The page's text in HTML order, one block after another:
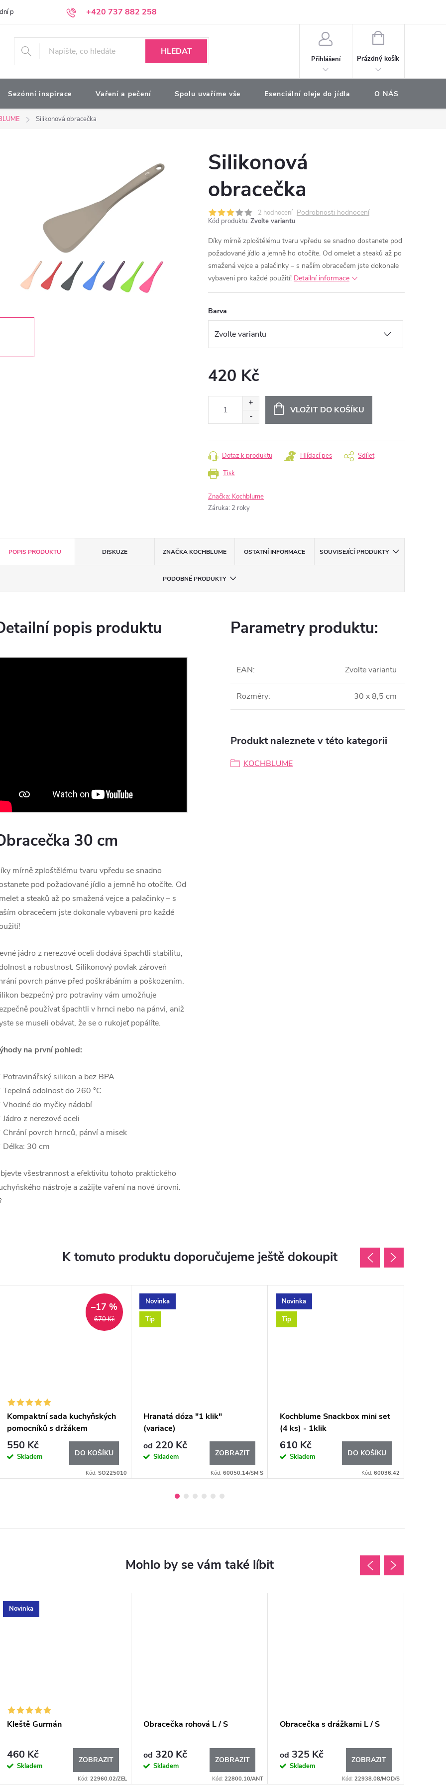
+420 737 882 258
podmínky Podmínky ochrany osobních údajů
HLEDAT
Přihlášení
NÁKUPNÍ
Prázdný košík
Sezónní inspirace Vaření a pečení Spolu uvaříme vše Esenciální oleje do jídla O NÁS
Silikonová obracečka
Silikonová
obracečka
2 hodnocení Podrobnosti hodnocení
Kód produktu: Zvolte variantu
Díky mírně zploštělému tvaru vpředu se snadno dostanete pod
požadované jídlo a jemně ho otočíte. Od omelet a steaků až po
smažená vejce a palačinky – s naším obracečem jste dokonale
vybaveni pro každé použití! Detailní informace
Barva
420 Kč
VLOŽIT DO KOŠÍKU
Tisk
Dotaz k produktu Hlídací pes Sdílet
Značka: Kochblume
Záruka: 2 roky
POPIS PRODUKTU DISKUZE ZNAČKAKOCHBLUME OSTATNÍ INFORMACE SOUVISEJÍCÍ PRODUKTY
PODOBNÉ PRODUKTY
popis produktu
30 cm
mírně zploštělému tvaru vpředu se snadno
pod požadované jídlo a jemně ho otočíte. Od
a steaků až po smažená vejce a palačinky – s
obracečem jste dokonale vybaveni pro každé
jádro z nerezové oceli dodává špachtli stabilitu,
a robustnost. Silikonový povlak zároveň
povrch pánve před poškrábáním a poškozením.
bezpečný pro potraviny vám umožňuje
používat špachtli v hrnci nebo na pánvi, aniž
se museli obávat, že se o rukojeť popálíte.
na první pohled:
Potravinářský silikon a bez BPA
Tepelná odolnost do 260 °C
Vhodné do myčky nádobí
Jádro z nerezové oceli
Chrání povrch hrnců, pánví a misek
Délka: 30 cm
všestrannost a efektivitu tohoto praktického
nástroje a zažijte vaření na nové úrovni.
Parametry produktu:
EAN: Zvolte variantu
Rozměry: 30 x 8,5 cm
Produkt naleznete v této kategorii
KOCHBLUME
K tomuto produktu doporučujeme ještě dokoupit
670 Kč
–17 %
Kompaktní sada kuchyňských
pomocníků s držákem
550 Kč
Skladem DO KOŠÍKU
Kód: SO225010
Novinka
Tip
Hranatá dóza "1 klik"
(variace)
od 220 Kč
Skladem ZOBRAZIT
Kód: 60050.14/SM S
Novinka
Tip
Kochblume Snackbox mini set
(4 ks) - 1klik
610 Kč
Skladem DO KOŠÍKU
Kód: 60036.42
Novinka
Kleště Gurmán
460 Kč
Skladem
ZOBRAZIT
Kód: 22960.02/ZEL
Obracečka rohová L / S
od 320 Kč
Skladem
ZOBRAZIT
Kód: 22800.10/ANT
Obracečka s drážkami L / S
od 325 Kč
Skladem
ZOBRAZIT
Kód: 22938.08/MOD/S